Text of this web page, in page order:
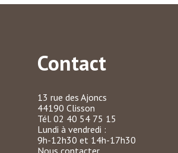
Contact
13 rue des Ajoncs
44190 Clisson
Tél. 02 40 54 75 15
Lundi à vendredi :
9h-12h30 et 14h-17h30